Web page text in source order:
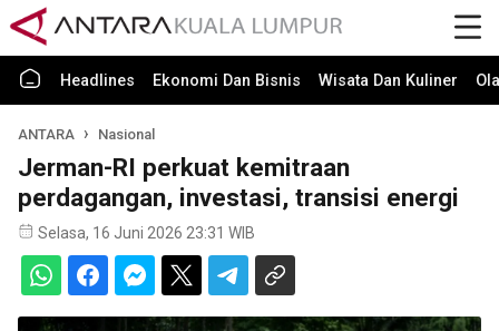
Headlines Ekonomi Dan Bisnis Wisata Dan Kuliner
ANTARA Nasional
Jerman-RI perkuat kemitraan
perdagangan, investasi, transisi energi
Selasa, 16 Juni 2026 23:31 WIB